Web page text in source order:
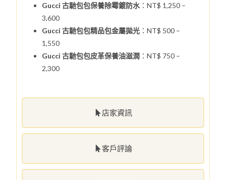
店家資訊
客戶評論
Gucci 古馳包包保養除霉鍍防水 ：NT$ 1,250 –
3,600
Gucci 古馳包包精品包金屬拋光 ：NT$ 500 –
1,550
Gucci 古馳包包皮革保養油滋潤 ：NT$ 750 –
2,300